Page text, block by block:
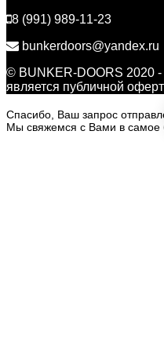
8 (991) 989-11-23
bunkerdoors@yandex.ru
© BUNKER-DOORS 2020
является публичной
Спасибо, Ваш запрос
Мы свяжемся с Вами в